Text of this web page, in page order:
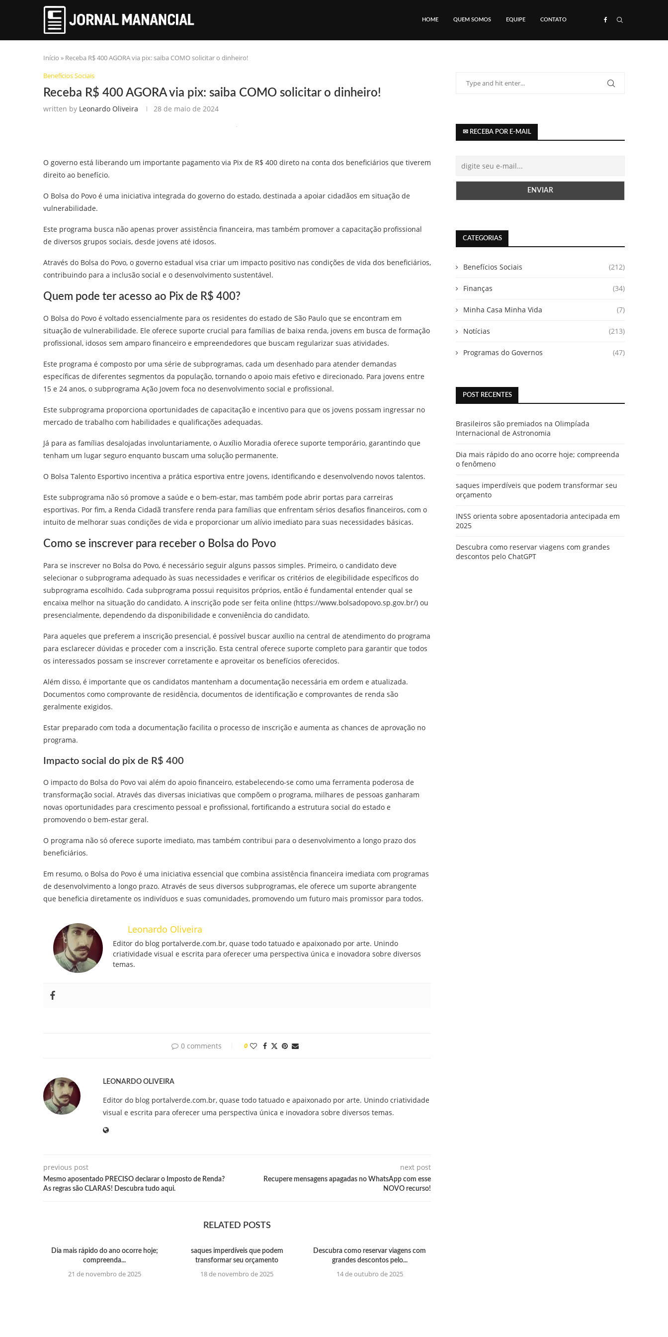
HOME QUEM SOMOS EQUIPE CONTATO
Início » Receba R$ 400 AGORA via pix: saiba COMO solicitar o dinheiro!
Benefícios Sociais
Receba R$ 400 AGORA via pix: saiba COMO solicitar o dinheiro!
written by Leonardo Oliveira 28 de maio de 2024
O governo está liberando um importante pagamento via Pix de R$ 400 direto na conta dos beneficiários que tiverem
direito ao benefício.
O Bolsa do Povo é uma iniciativa integrada do governo do estado, destinada a apoiar cidadãos em situação de
vulnerabilidade.
Este programa busca não apenas prover assistência financeira, mas também promover a capacitação profissional
de diversos grupos sociais, desde jovens até idosos.
Através do Bolsa do Povo, o governo estadual visa criar um impacto positivo nas condições de vida dos beneficiários,
contribuindo para a inclusão social e o desenvolvimento sustentável.
Quem pode ter acesso ao Pix de R$ 400?
O Bolsa do Povo é voltado essencialmente para os residentes do estado de São Paulo que se encontram em
situação de vulnerabilidade. Ele oferece suporte crucial para famílias de baixa renda, jovens em busca de formação
profissional, idosos sem amparo financeiro e empreendedores que buscam regularizar suas atividades.
Este programa é composto por uma série de subprogramas, cada um desenhado para atender demandas
específicas de diferentes segmentos da população, tornando o apoio mais efetivo e direcionado. Para jovens entre
15 e 24 anos, o subprograma Ação Jovem foca no desenvolvimento social e profissional.
Este subprograma proporciona oportunidades de capacitação e incentivo para que os jovens possam ingressar no
mercado de trabalho com habilidades e qualificações adequadas.
Já para as famílias desalojadas involuntariamente, o Auxílio Moradia oferece suporte temporário, garantindo que
tenham um lugar seguro enquanto buscam uma solução permanente.
O Bolsa Talento Esportivo incentiva a prática esportiva entre jovens, identificando e desenvolvendo novos talentos.
Este subprograma não só promove a saúde e o bem-estar, mas também pode abrir portas para carreiras
esportivas. Por fim, a Renda Cidadã transfere renda para famílias que enfrentam sérios desafios financeiros, com o
intuito de melhorar suas condições de vida e proporcionar um alívio imediato para suas necessidades básicas.
Como se inscrever para receber o Bolsa do Povo
Para se inscrever no Bolsa do Povo, é necessário seguir alguns passos simples. Primeiro, o candidato deve
selecionar o subprograma adequado às suas necessidades e verificar os critérios de elegibilidade específicos do
subprograma escolhido. Cada subprograma possui requisitos próprios, então é fundamental entender qual se
encaixa melhor na situação do candidato. A inscrição pode ser feita online (https://www.bolsadopovo.sp.gov.br/) ou
presencialmente, dependendo da disponibilidade e conveniência do candidato.
Para aqueles que preferem a inscrição presencial, é possível buscar auxílio na central de atendimento do programa
para esclarecer dúvidas e proceder com a inscrição. Esta central oferece suporte completo para garantir que todos
os interessados possam se inscrever corretamente e aproveitar os benefícios oferecidos.
Além disso, é importante que os candidatos mantenham a documentação necessária em ordem e atualizada.
Documentos como comprovante de residência, documentos de identificação e comprovantes de renda são
geralmente exigidos.
Estar preparado com toda a documentação facilita o processo de inscrição e aumenta as chances de aprovação no
programa.
Impacto social do pix de R$ 400
O impacto do Bolsa do Povo vai além do apoio financeiro, estabelecendo-se como uma ferramenta poderosa de
transformação social. Através das diversas iniciativas que compõem o programa, milhares de pessoas ganharam
novas oportunidades para crescimento pessoal e profissional, fortificando a estrutura social do estado e
promovendo o bem-estar geral.
O programa não só oferece suporte imediato, mas também contribui para o desenvolvimento a longo prazo dos
beneficiários.
Em resumo, o Bolsa do Povo é uma iniciativa essencial que combina assistência financeira imediata com programas
de desenvolvimento a longo prazo. Através de seus diversos subprogramas, ele oferece um suporte abrangente
que beneficia diretamente os indivíduos e suas comunidades, promovendo um futuro mais promissor para todos.
Leonardo Oliveira
Editor do blog portalverde.com.br, quase todo tatuado e apaixonado por arte. Unindo
criatividade visual e escrita para oferecer uma perspectiva única e inovadora sobre diversos
temas.
0 comments 0
LEONARDO OLIVEIRA
Editor do blog portalverde.com.br, quase todo tatuado e apaixonado por arte. Unindo criatividade
visual e escrita para oferecer uma perspectiva única e inovadora sobre diversos temas.
previous post
Mesmo aposentado PRECISO declarar o Imposto de Renda?
As regras são CLARAS! Descubra tudo aqui.
next post
Recupere mensagens apagadas no WhatsApp com esse
NOVO recurso!
RELATED POSTS
Dia mais rápido do ano ocorre hoje;
compreenda...
21 de novembro de 2025
saques imperdíveis que podem
transformar seu orçamento
18 de novembro de 2025
Descubra como reservar viagens com
grandes descontos pelo...
14 de outubro de 2025
✉ RECEBA POR E-MAIL
CATEGORIAS
Benefícios Sociais (212)
Finanças (34)
Minha Casa Minha Vida (7)
Notícias (213)
Programas do Governos (47)
POST RECENTES
Brasileiros são premiados na Olimpíada
Internacional de Astronomia
Dia mais rápido do ano ocorre hoje; compreenda
o fenômeno
saques imperdíveis que podem transformar seu
orçamento
INSS orienta sobre aposentadoria antecipada em
2025
Descubra como reservar viagens com grandes
descontos pelo ChatGPT